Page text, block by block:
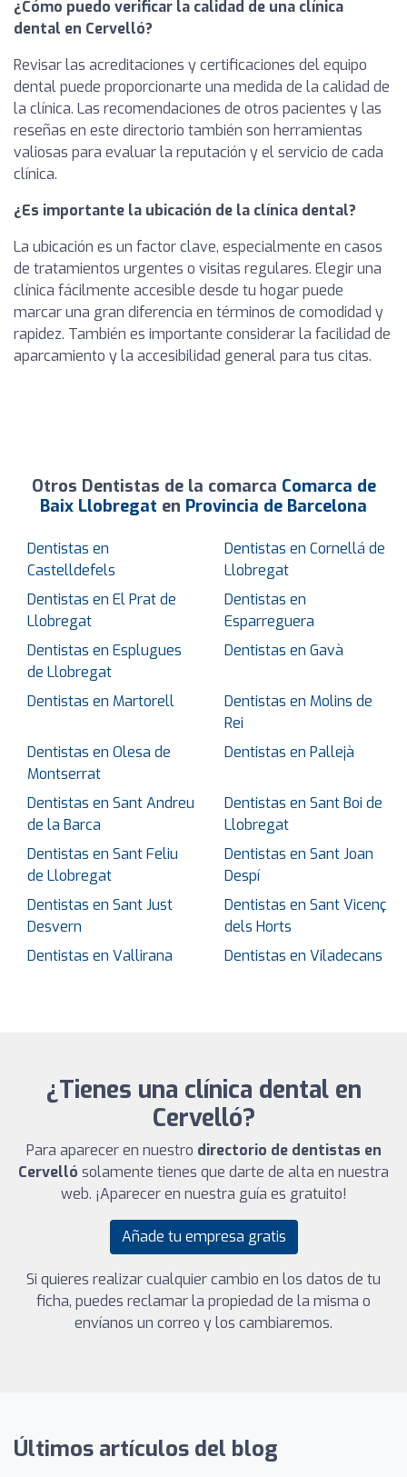
¿Cómo puedo verificar la calidad de una clínica
dental en Cervelló?
Revisar las acreditaciones y certificaciones del equipo
dental puede proporcionarte una medida de la calidad de
la clínica. Las recomendaciones de otros pacientes y las
reseñas en este directorio también son herramientas
valiosas para evaluar la reputación y el servicio de cada
clínica.
¿Es importante la ubicación de la clínica dental?
La ubicación es un factor clave, especialmente en casos
de tratamientos urgentes o visitas regulares. Elegir una
clínica fácilmente accesible desde tu hogar puede
marcar una gran diferencia en términos de comodidad y
rapidez. También es importante considerar la facilidad de
aparcamiento y la accesibilidad general para tus citas.
Otros Dentistas de la comarca Comarca de
Baix Llobregat en Provincia de Barcelona
Dentistas en
Castelldefels
Dentistas en Cornellá de
Llobregat
Dentistas en El Prat de
Llobregat
Dentistas en
Esparreguera
Dentistas en Esplugues
de Llobregat
Dentistas en Gavà
Dentistas en Martorell
Dentistas en Molins de
Rei
Dentistas en Olesa de
Montserrat
Dentistas en Pallejà
Dentistas en Sant Andreu
de la Barca
Dentistas en Sant Boi de
Llobregat
Dentistas en Sant Feliu
de Llobregat
Dentistas en Sant Joan
Despí
Dentistas en Sant Just
Desvern
Dentistas en Sant Vicenç
dels Horts
Dentistas en Vallirana
Dentistas en Viladecans
¿Tienes una clínica dental en
Cervelló?
Para aparecer en nuestro directorio de dentistas en
Cervelló solamente tienes que darte de alta en nuestra
web. ¡Aparecer en nuestra guía es gratuito!
Añade tu empresa gratis
Si quieres realizar cualquier cambio en los datos de tu
ficha, puedes reclamar la propiedad de la misma o
envíanos un correo y los cambiaremos.
Últimos artículos del blog